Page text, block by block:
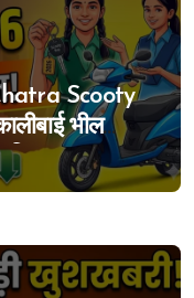
Scooty
भील
लिस्ट 2026